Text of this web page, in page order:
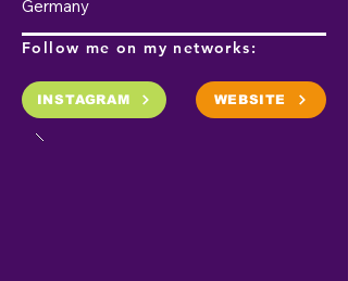
Germany
Follow me on my networks:
INSTAGRAM WEBSITE